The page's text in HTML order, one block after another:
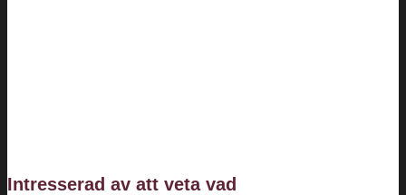
Intresserad av att veta vad